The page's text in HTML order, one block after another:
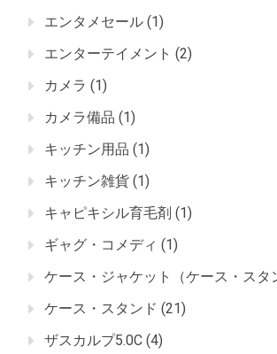
エンタメセール (1)
エンターテイメント (2)
カメラ (1)
カメラ備品 (1)
キッチン用品 (1)
キッチン雑貨 (1)
キャピキシル育毛剤 (1)
ギャグ・コメディ (1)
ケース・ジャケット（ケース・スタ
ケース・スタンド (21)
ザスカルプ5.0C (4)